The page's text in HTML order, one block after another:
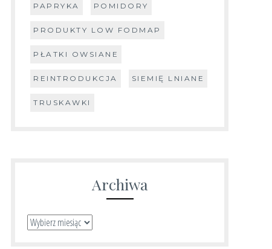
PAPRYKA POMIDORY
PRODUKTY LOW FODMAP
PŁATKI OWSIANE
REINTRODUKCJA SIEMIĘ LNIANE
TRUSKAWKI
Archiwa
Archiwa